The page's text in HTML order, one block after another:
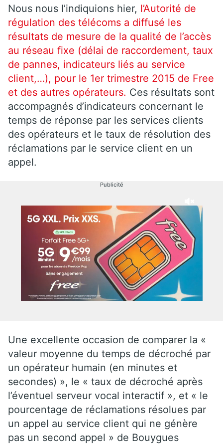
Nous nous l’indiquions hier, l’Autorité de
régulation des télécoms a diffusé les
résultats de mesure de la qualité de l’accès
au réseau fixe (délai de raccordement, taux
de pannes, indicateurs liés au service
client,…), pour le 1er trimestre 2015 de Free
et des autres opérateurs. Ces résultats sont
accompagnés d’indicateurs concernant le
temps de réponse par les services clients
des opérateurs et le taux de résolution des
réclamations par le service client en un
appel.
Publicité
Une excellente occasion de comparer la «
valeur moyenne du temps de décroché par
un opérateur humain (en minutes et
secondes) », le « taux de décroché après
l’éventuel serveur vocal interactif », et « le
pourcentage de réclamations résolues par
un appel au service client qui ne génère
pas un second appel » de Bouygues